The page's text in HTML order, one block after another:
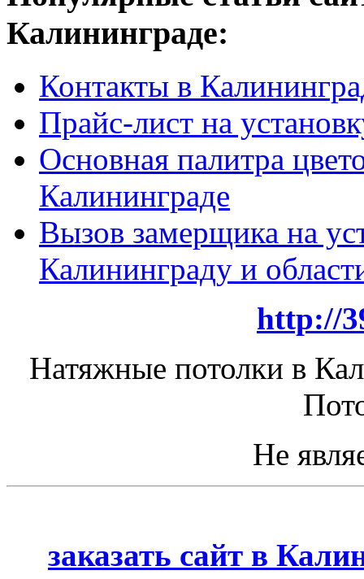
Калининграде:
Контакты в
Прайс-лист на
Основная палитра
Калининграде
Вызов замерщика на
Калининграду и
http://
Натяжные потолки в
Не
заказать сайт в